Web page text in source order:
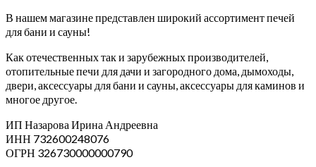
В нашем магазине представлен широкий ассортимент печей
для бани и сауны!
Как отечественных так и зарубежных производителей,
отопительные печи для дачи и загородного дома, дымоходы,
двери, аксессуары для бани и сауны, аксессуары для каминов и
многое другое.
ИП Назарова Ирина Андреевна⁠
ИНН 732600248076
ОГРН 326730000000790